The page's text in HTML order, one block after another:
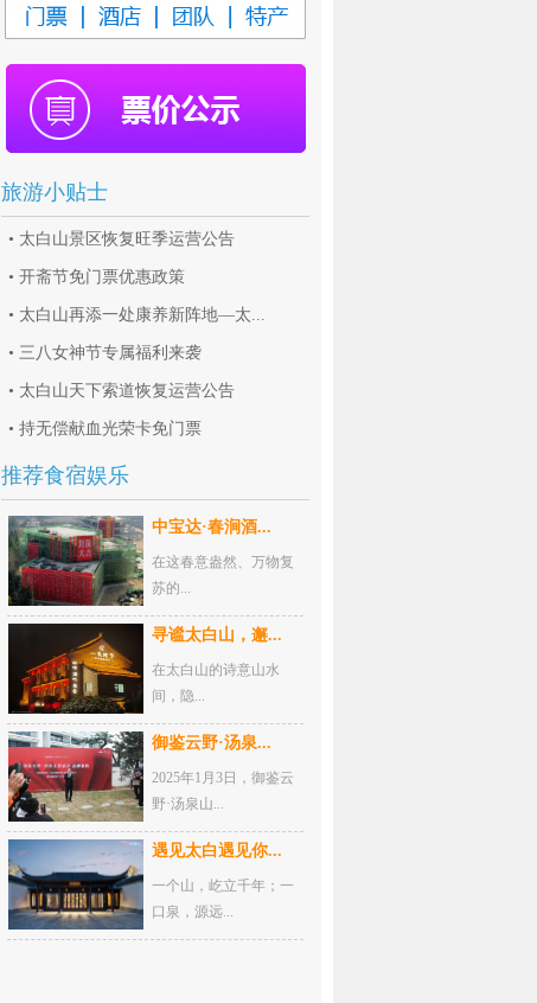
旅游小贴士
• 太白山景区恢复旺季运营公告
• 开斋节免门票优惠政策
• 太白山再添一处康养新阵地—太...
• 三八女神节专属福利来袭
• 太白山天下索道恢复运营公告
• 持无偿献血光荣卡免门票
推荐食宿娱乐
中宝达·春涧酒...
在这春意盎然、万物复
苏的...
寻谧太白山，邂...
在太白山的诗意山水
间，隐...
御鉴云野·汤泉...
2025年1月3日，御鉴云
野·汤泉山...
遇见太白遇见你...
一个山，屹立千年；一
口泉，源远...